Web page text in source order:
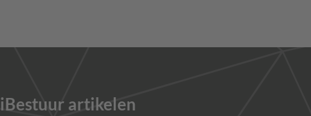
iBestuur artikelen